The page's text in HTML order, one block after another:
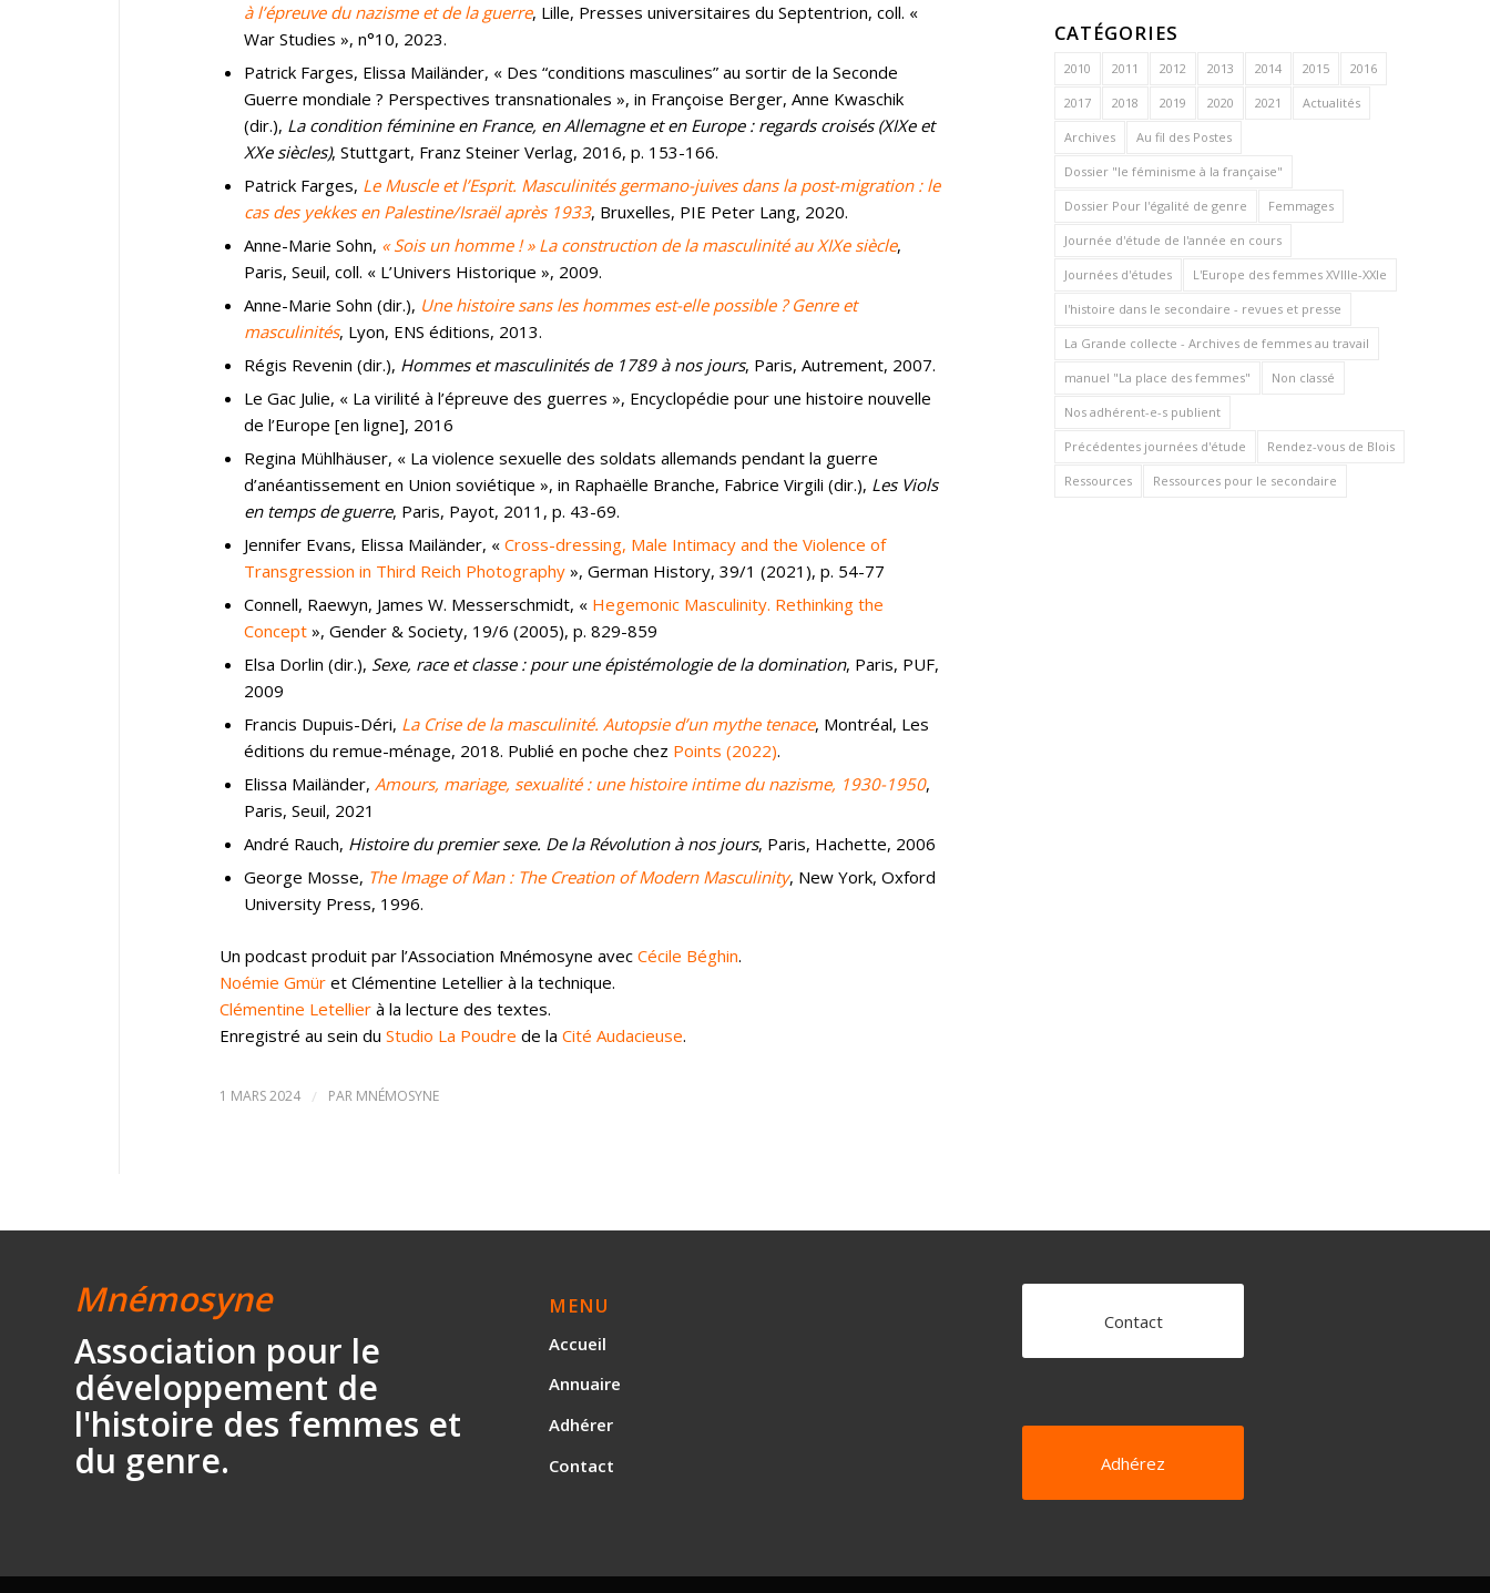
à l’épreuve du nazisme et de la guerre, Lille, Presses universitaires du Septentrion, coll. «
War Studies », n°10, 2023.
Patrick Farges, Elissa Mailänder, « Des “conditions masculines” au sortir de la Seconde
Guerre mondiale ? Perspectives transnationales », in Françoise Berger, Anne Kwaschik
(dir.), La condition féminine en France, en Allemagne et en Europe : regards croisés (XIXe et
XXe siècles), Stuttgart, Franz Steiner Verlag, 2016, p. 153-166.
Patrick Farges, Le Muscle et l’Esprit. Masculinités germano-juives dans la post-migration : le
cas des yekkes en Palestine/Israël après 1933, Bruxelles, PIE Peter Lang, 2020.
Anne-Marie Sohn, « Sois un homme ! » La construction de la masculinité au XIXe siècle,
Paris, Seuil, coll. « L’Univers Historique », 2009.
Anne-Marie Sohn (dir.), Une histoire sans les hommes est-elle possible ? Genre et
masculinités, Lyon, ENS éditions, 2013.
Régis Revenin (dir.), Hommes et masculinités de 1789 à nos jours, Paris, Autrement, 2007.
Le Gac Julie, « La virilité à l’épreuve des guerres », Encyclopédie pour une histoire nouvelle
de l’Europe [en ligne], 2016
Regina Mühlhäuser, « La violence sexuelle des soldats allemands pendant la guerre
d’anéantissement en Union soviétique », in Raphaëlle Branche, Fabrice Virgili (dir.), Les Viols
en temps de guerre, Paris, Payot, 2011, p. 43-69.
Jennifer Evans, Elissa Mailänder, « Cross-dressing, Male Intimacy and the Violence of
Transgression in Third Reich Photography », German History, 39/1 (2021), p. 54-77
Connell, Raewyn, James W. Messerschmidt, « Hegemonic Masculinity. Rethinking the
Concept », Gender & Society, 19/6 (2005), p. 829-859
Elsa Dorlin (dir.), Sexe, race et classe : pour une épistémologie de la domination, Paris, PUF,
2009
Francis Dupuis-Déri, La Crise de la masculinité. Autopsie d’un mythe tenace, Montréal, Les
éditions du remue-ménage, 2018. Publié en poche chez Points (2022).
Elissa Mailänder, Amours, mariage, sexualité : une histoire intime du nazisme, 1930-1950,
Paris, Seuil, 2021
André Rauch, Histoire du premier sexe. De la Révolution à nos jours, Paris, Hachette, 2006
George Mosse, The Image of Man : The Creation of Modern Masculinity, New York, Oxford
University Press, 1996.
Un podcast produit par l’Association Mnémosyne avec Cécile Béghin.
Noémie Gmür et Clémentine Letellier à la technique.
Clémentine Letellier à la lecture des textes.
Enregistré au sein du Studio La Poudre de la Cité Audacieuse.
1 MARS 2024 / PAR MNÉMOSYNE
CATÉGORIES
2010 2011 2012 2013 2014 2015 2016
2017 2018 2019 2020 2021 Actualités
Archives Au fil des Postes
Dossier "le féminisme à la française"
Dossier Pour l'égalité de genre Femmages
Journée d'étude de l'année en cours
Journées d'études L'Europe des femmes XVIIIe-XXIe
l'histoire dans le secondaire - revues et presse
La Grande collecte - Archives de femmes au travail
manuel "La place des femmes" Non classé
Nos adhérent-e-s publient
Précédentes journées d'étude Rendez-vous de Blois
Ressources Ressources pour le secondaire
Mnémosyne
Association pour le
développement de
l'histoire des femmes et
du genre.
MENU
Accueil
Annuaire
Adhérer
Contact
Contact
Adhérez